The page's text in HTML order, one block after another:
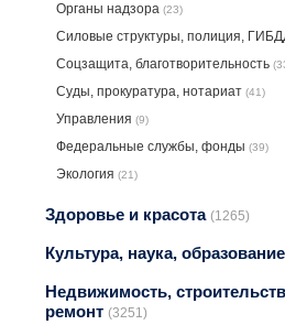
Органы надзора (23)
Силовые структуры, полиция,
Соцзащита, благотворительность
Суды, прокуратура, нотариат (41)
Управления (9)
Федеральные службы, фонды (39)
Экология (21)
Здоровье и красота (1265)
Культура, наука, образование
Недвижимость,
ремонт (3251)